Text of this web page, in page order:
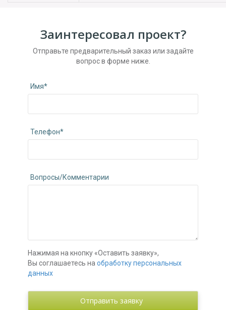
Заинтересовал проект?
Отправьте предварительный заказ или задайте
вопрос в форме ниже.
Имя*
Телефон*
Вопросы/Комментарии
Нажимая на кнопку «Оставить заявку»,
Вы соглашаетесь наобработку персональных
данных